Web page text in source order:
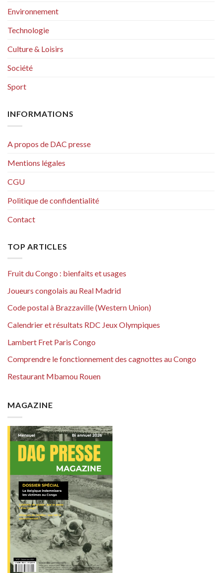
Environnement
Technologie
Culture & Loisirs
Société
Sport
INFORMATIONS
A propos de DAC presse
Mentions légales
CGU
Politique de confidentialité
Contact
TOP ARTICLES
Fruit du Congo : bienfaits et usages
Joueurs congolais au Real Madrid
Code postal à Brazzaville (Western Union)
Calendrier et résultats RDC Jeux Olympiques
Lambert Fret Paris Congo
Comprendre le fonctionnement des cagnottes au Congo
Restaurant Mbamou Rouen
MAGAZINE